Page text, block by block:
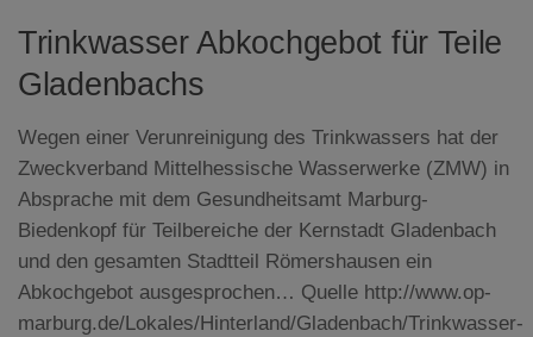
Trinkwasser Abkochgebot für Teile
Gladenbachs
Wegen einer Verunreinigung des Trinkwassers hat der
Zweckverband Mittelhessische Wasserwerke (ZMW) in
Absprache mit dem Gesundheitsamt Marburg-
Biedenkopf für Teilbereiche der Kernstadt Gladenbach
und den gesamten Stadtteil Römershausen ein
Abkochgebot ausgesprochen… Quelle http://www.op-
marburg.de/Lokales/Hinterland/Gladenbach/Trinkwasser-